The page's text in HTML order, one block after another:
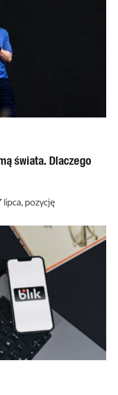
świata. Dlaczego
lipca, pozycję